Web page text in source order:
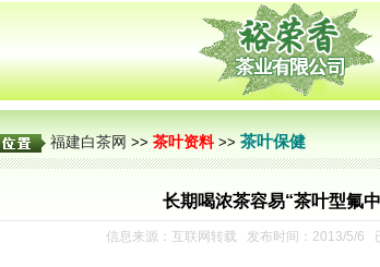
福建白茶网 >> 茶叶资料>> 茶叶保健
长期喝浓茶容易“茶叶型氟
信息来源：互联网转载 发布时间：2013/5/6